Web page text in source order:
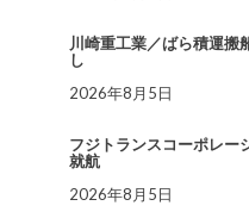
川崎重工業／ばら積運搬
し
2026年8月5日
フジトランスコーポレー
就航
2026年8月5日